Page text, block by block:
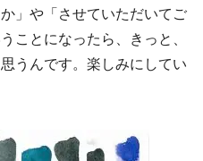
」や「させていただいてご
ことになったら、きっと、
うんです。楽しみにしてい